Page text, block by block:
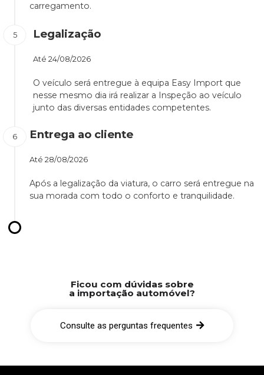
carregamento.
Legalização
Até 24/08/2026
O veículo será entregue à equipa Easy Import que
nesse mesmo dia irá realizar a Inspeção ao veículo
junto das diversas entidades competentes.
Entrega ao cliente
Até 28/08/2026
Após a legalização da viatura, o carro será entregue na
sua morada com todo o conforto e tranquilidade.
Ficou com dúvidas sobre
a importação automóvel?
Consulte as perguntas frequentes